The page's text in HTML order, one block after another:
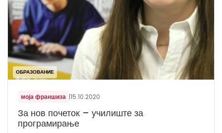
ОБРАЗОВАНИЕ
моја франшиза |15.10.2020
За нов почеток – училиште за
програмирање